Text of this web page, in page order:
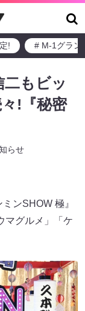
! # M-1グラン
もビッ
!『秘密
らせ
ンSHOW 極』
マグルメ」「ケ